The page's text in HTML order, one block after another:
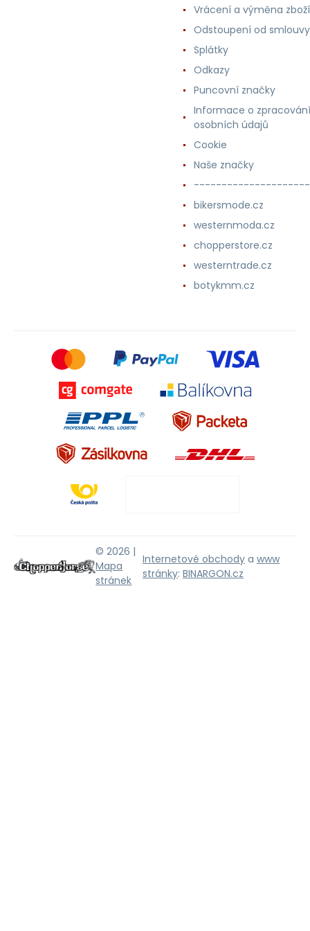
Vrácení a výměna zboží
Odstoupení od smlouvy
Splátky
Odkazy
Puncovní značky
Informace o zpracování
osobních údajů
Cookie
Naše značky
bikersmode.cz
westernmoda.cz
chopperstore.cz
westerntrade.cz
botykmm.cz
© 2026 |
Mapa
stránek
Internetové obchody a www
stránky: BINARGON.cz